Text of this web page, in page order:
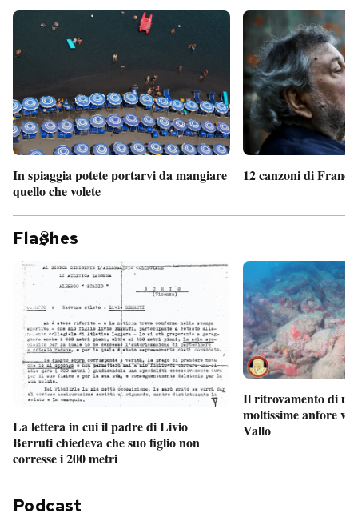
In spiaggia potete portarvi da mangiare
quello che volete
12 canzoni di
Fla hes
La lettera in cui il padre di Livio
Berruti chiedeva che suo figlio non
corresse i 200 metri
Il ritrovamento di
moltissime anfore
Vallo
Podcast